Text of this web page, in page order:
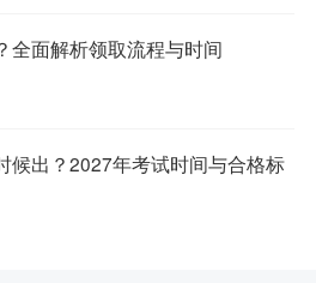
全面解析领取流程与时间
候出？2027年考试时间与合格标